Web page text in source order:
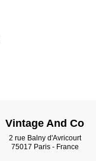
Vintage And Co
2 rue Balny d'Avricourt
75017 Paris - France